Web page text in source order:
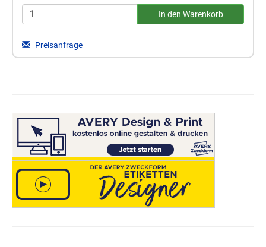
Preisanfrage